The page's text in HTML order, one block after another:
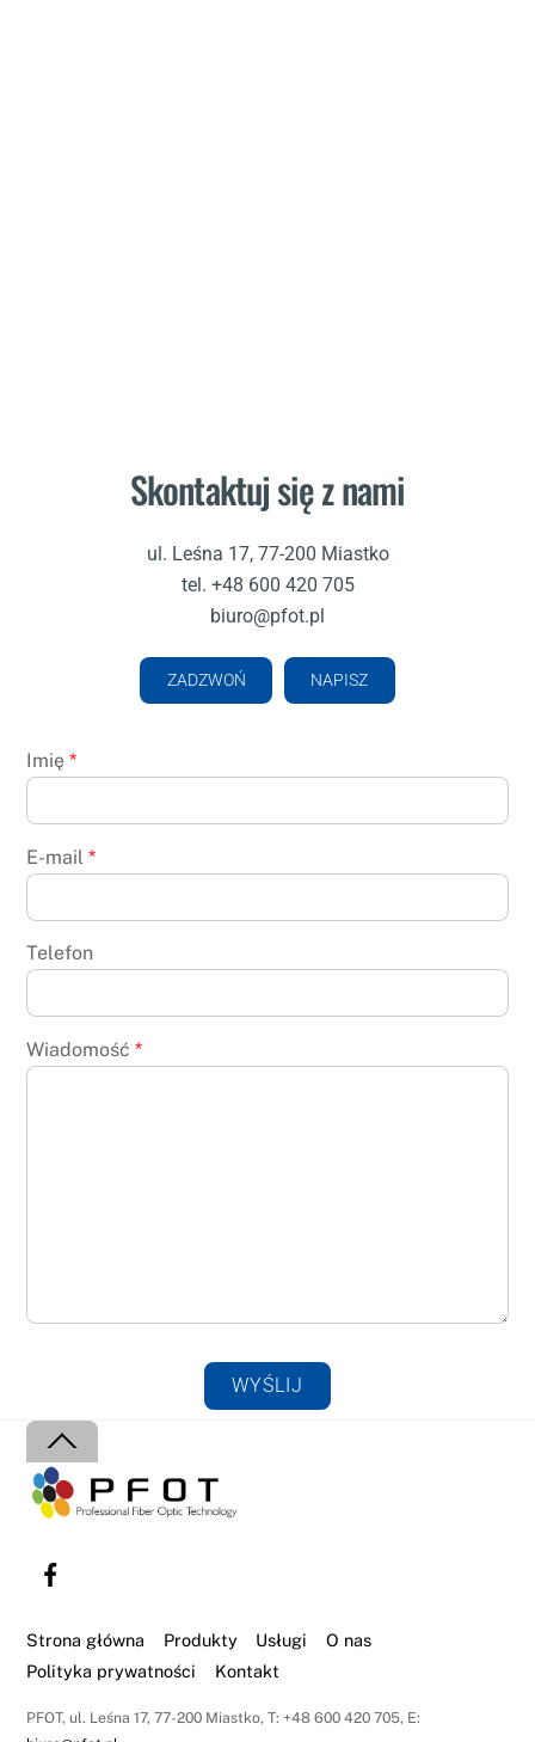
Skontaktuj się z nami
ul. Leśna 17, 77-200 Miastko
tel. +48 600 420 705
biuro@pfot.pl
ZADZWOŃ NAPISZ
Imię*
E-mail*
Telefon
Wiadomość*
WYŚLIJ
Back
Strona główna Produkty Usługi
O nas
Polityka prywatności
Kontakt
PFOT, ul. Leśna 17, 77-200 Miastko, T: +48 600 420 705, E: